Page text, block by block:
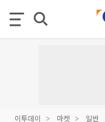
이투데이 마켓 일반